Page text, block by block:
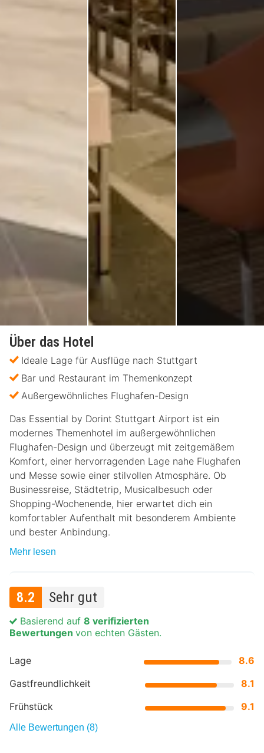
Über das Hotel
Ideale Lage für Ausflüge nach Stuttgart
Bar und Restaurant im Themenkonzept
Außergewöhnliches Flughafen-Design
Das Essential by Dorint Stuttgart Airport ist ein
modernes Themenhotel im außergewöhnlichen
Flughafen-Design und überzeugt mit zeitgemäßem
Komfort, einer hervorragenden Lage nahe Flughafen
und Messe sowie einer stilvollen Atmosphäre. Ob
Businessreise, Städtetrip, Musicalbesuch oder
Shopping-Wochenende, hier erwartet dich ein
komfortabler Aufenthalt mit besonderem Ambiente
und bester Anbindung.
Mehr lesen
8.2 Sehr gut
Lage
8.6
Gastfreundlichkeit
8.1
Frühstück
9.1
Basierend auf 8 verifizierten
Bewertungen von echten Gästen.
Alle Bewertungen (8)